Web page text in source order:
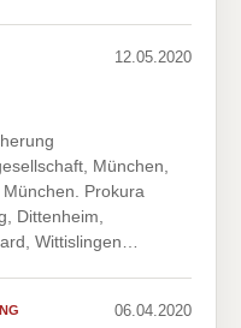
12.05.2020
München,
Prokura
Dittenheim,
Wittislingen…
06.04.2020